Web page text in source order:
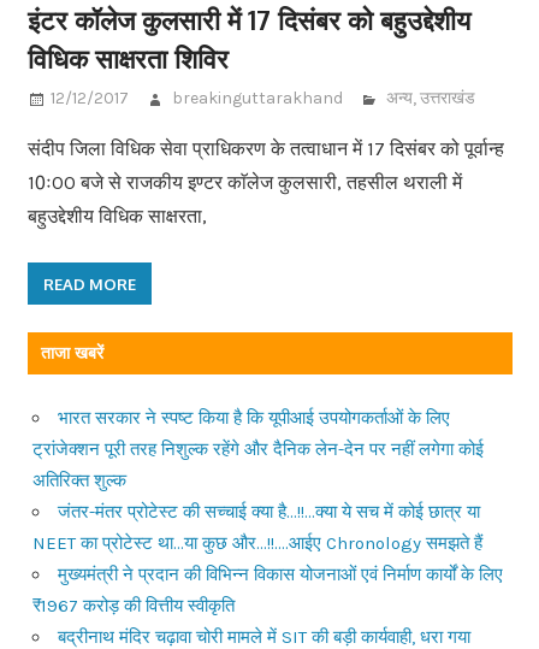
इंटर कॉलेज कुलसारी में 17 दिसंबर को बहुउद्देशीय
विधिक साक्षरता शिविर
12/12/2017 breakinguttarakhand अन्य,उत्तराखंड
संदीप जिला विधिक सेवा प्राधिकरण के तत्वाधान में 17 दिसंबर को पूर्वान्ह
10ः00 बजे से राजकीय इण्टर काॅलेज कुलसारी, तहसील थराली में
बहुउद्देशीय विधिक साक्षरता,
READ MORE
ताजा खबरें
भारत सरकार ने स्पष्ट किया है कि यूपीआई उपयोगकर्ताओं के लिए
ट्रांजेक्शन पूरी तरह निशुल्क रहेंगे और दैनिक लेन-देन पर नहीं लगेगा कोई
अतिरिक्त शुल्क
जंतर-मंतर प्रोटेस्ट की सच्चाई क्या है…!!…क्या ये सच में कोई छात्र या
NEET का प्रोटेस्ट था…या कुछ और…!!….आईए Chronology समझते हैं
मुख्यमंत्री ने प्रदान की विभिन्न विकास योजनाओं एवं निर्माण कार्यों के लिए
₹1967 करोड़ की वित्तीय स्वीकृति
बद्रीनाथ मंदिर चढ़ावा चोरी मामले में SIT की बड़ी कार्यवाही, धरा गया